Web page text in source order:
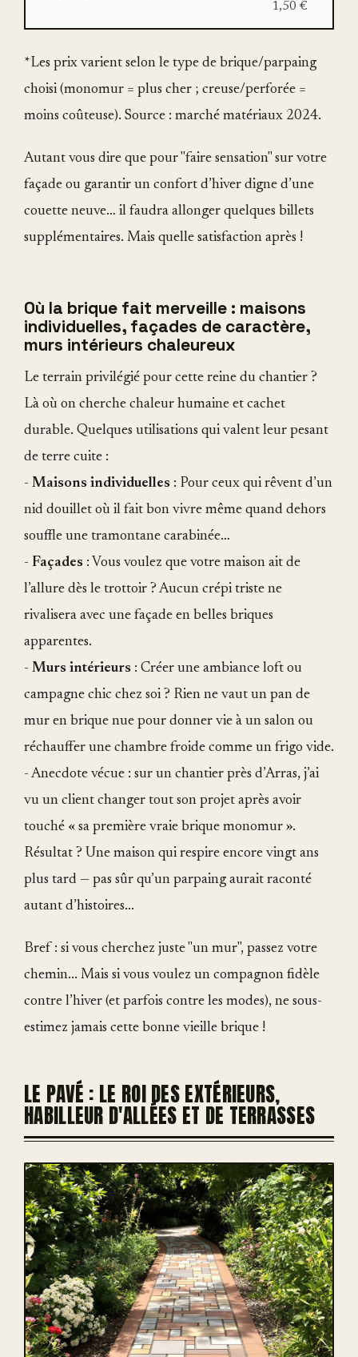
1,50 €
*Les prix varient selon le type de brique/parpaing
choisi (monomur = plus cher ; creuse/perforée =
moins coûteuse). Source : marché matériaux 2024.
Autant vous dire que pour "faire sensation" sur votre
façade ou garantir un confort d’hiver digne d’une
couette neuve… il faudra allonger quelques billets
supplémentaires. Mais quelle satisfaction après !
Où la brique fait merveille : maisons
individuelles, façades de caractère,
murs intérieurs chaleureux
Le terrain privilégié pour cette reine du chantier ?
Là où on cherche chaleur humaine et cachet
durable. Quelques utilisations qui valent leur pesant
de terre cuite :
- Maisons individuelles : Pour ceux qui rêvent d’un
nid douillet où il fait bon vivre même quand dehors
souffle une tramontane carabinée…
- Façades : Vous voulez que votre maison ait de
l’allure dès le trottoir ? Aucun crépi triste ne
rivalisera avec une façade en belles briques
apparentes.
- Murs intérieurs : Créer une ambiance loft ou
campagne chic chez soi ? Rien ne vaut un pan de
mur en brique nue pour donner vie à un salon ou
réchauffer une chambre froide comme un frigo vide.
- Anecdote vécue : sur un chantier près d’Arras, j’ai
vu un client changer tout son projet après avoir
touché « sa première vraie brique monomur ».
Résultat ? Une maison qui respire encore vingt ans
plus tard — pas sûr qu’un parpaing aurait raconté
autant d’histoires...
Bref : si vous cherchez juste "un mur", passez votre
chemin... Mais si vous voulez un compagnon fidèle
contre l’hiver (et parfois contre les modes), ne sous-
estimez jamais cette bonne vieille brique !
LE PAVÉ : LE ROI DES EXTÉRIEURS,
HABILLEUR D'ALLÉES ET DE TERRASSES